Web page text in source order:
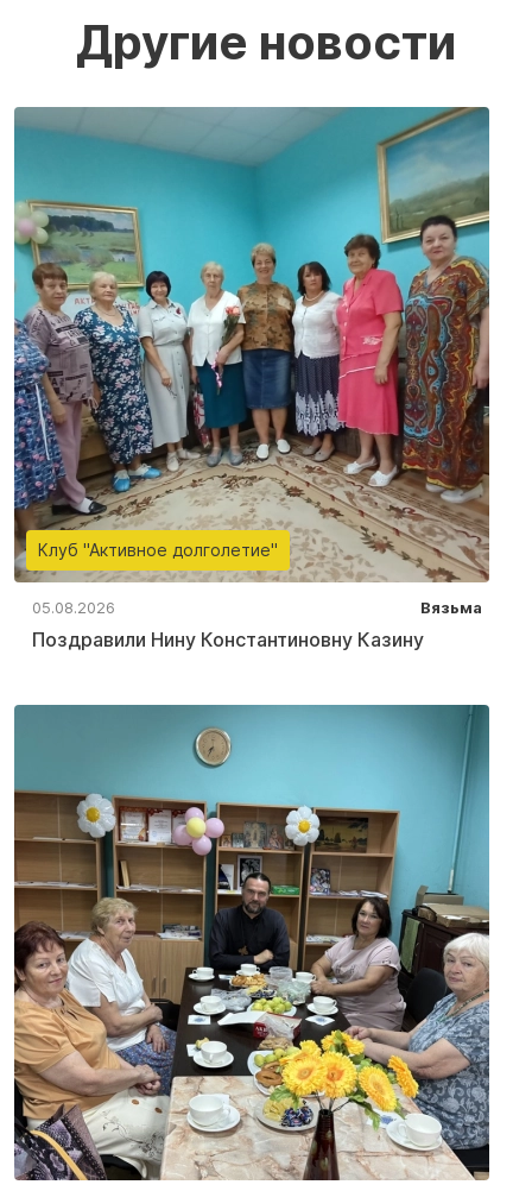
Другие новости
Клуб "Активное долголетие"
05.08.2026 Вязьма
Поздравили Нину Константиновну Казину